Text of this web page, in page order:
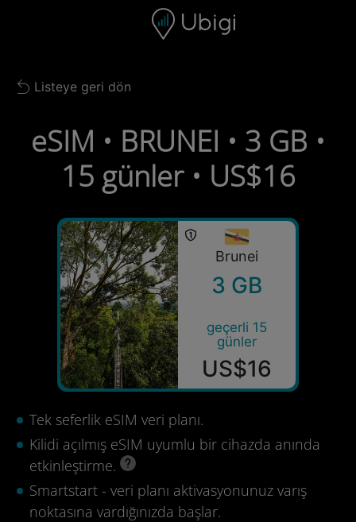
Gezinme çubuğu Alt bilgi
Back to list
Listeye geri dön
eSIM • BRUNEI • 3 GB •
15 günler • US$16
Brunei
3 GB
geçerli 15
günler
US$16
Tek seferlik eSIM veri planı.
Kilidi açılmış eSIM uyumlu bir cihazda anında
etkinleştirme.
Smartstart - veri planı aktivasyonunuz varış
noktasına vardığınızda başlar.